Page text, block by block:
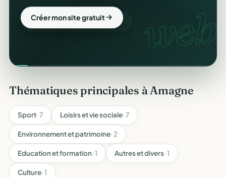
web.
Créer mon site gratuit
Thématiques principales à Amagne
Sport· 7 Loisirs et vie sociale· 7
Environnement et patrimoine· 2
Education et formation· 1 Autres et divers· 1
Culture· 1